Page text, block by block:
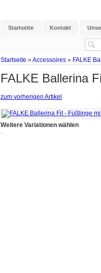
Startseite Kontakt
Startseite » Accessoires » FALKE
FALKE Ballerina
zum vorherigen Artikel
Weitere Variationen wählen